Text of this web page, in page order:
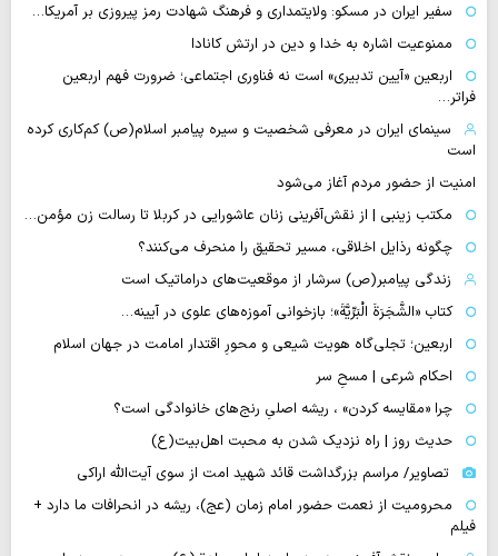
سفیر ایران در مسکو: ولایتمداری و فرهنگ شهادت رمز پیروزی بر آمریکا…
ممنوعیت اشاره به خدا و دین در ارتش کانادا
اربعین «آیین تدبیری» است نه فناوری اجتماعی؛ ضرورت فهم اربعین
فراتر…
سینمای ایران در معرفی شخصیت و سیره پیامبر اسلام(ص) کم‌کاری کرده
است
امنیت از حضور مردم آغاز می‌شود
مکتب زینبی | از نقش‌آفرینی زنان عاشورایی در کربلا تا رسالت زن مؤمن…
چگونه رذایل اخلاقی، مسیر تحقیق را منحرف می‌کنند؟
زندگی پیامبر(ص) سرشار از موقعیت‌های دراماتیک است
کتاب «الشَّجَرَةَ الْبَرِّیَّةَ»؛ بازخوانی آموزه‌های علوی در آیینه…
اربعین؛ تجلی‌گاه هویت شیعی و محورِ اقتدار امامت در جهان اسلام
احکام شرعی | مسحِ سر
چرا «مقایسه کردن» ، ریشه اصلیِ رنج‌های خانوادگی است؟
حدیث روز | راه نزدیک شدن به محبت اهل‌بیت(ع)
تصاویر/ مراسم بزرگداشت قائد شهید امت از سوی آیت‌الله اراکی
محرومیت از نعمت حضور امام زمان (عج)، ریشه در انحرافات ما دارد +
فیلم